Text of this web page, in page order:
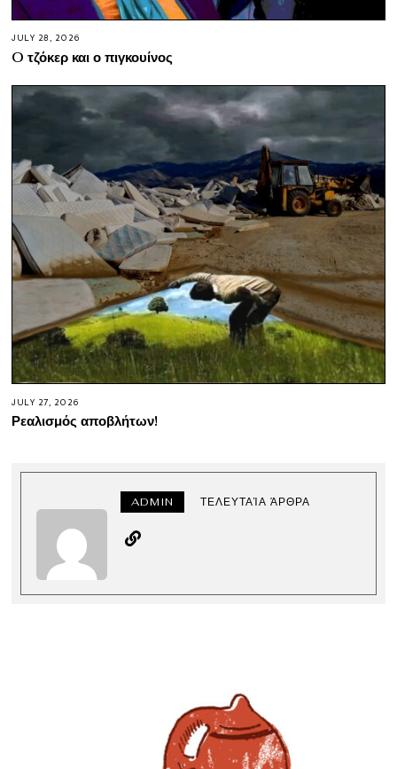
JULY 28, 2026
O τζόκερ και ο πιγκουίνος
JULY 27, 2026
Ρεαλισμός αποβλήτων!
ADMIN ΤΕΛΕΥΤΑΊΑ ΆΡΘΡΑ